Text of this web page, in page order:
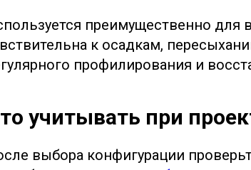
преимущественно для
к осадкам,
профилирования и
учитывать при
выбора конфигурации